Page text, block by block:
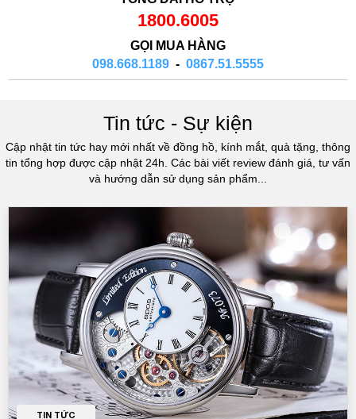
1800.6005
GỌI MUA HÀNG
098.668.1189 - 0867.51.5555
Tin tức - Sự kiện
Cập nhật tin tức hay mới nhất về đồng hồ, kính mắt, quà tặng, thông
tin tổng hợp được cập nhật 24h. Các bài viết review đánh giá, tư vấn
và hướng dẫn sử dụng sản phẩm...
TIN TỨC